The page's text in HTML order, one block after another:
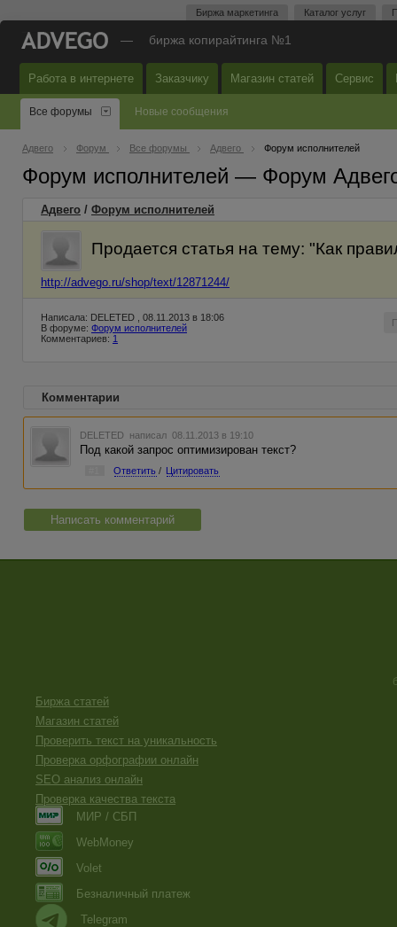
Биржа маркетинга Каталог услуг
— биржа копирайтинга №1
Работа в интернете Заказчику Магазин статей Сервис
Все форумы Новые сообщения
Адвего Форум Все форумы Адвего Форум исполнителей
Форум исполнителей — Форум
Адвего / Форум исполнителей
Продается статья на тему: "Как
http://advego.ru/shop/text/12871244/
Написала: DELETED , 08.11.2013 в 18:06
В форуме: Форум исполнителей
Комментариев: 1
Комментарии
DELETED написал 08.11.2013 в 19:10
Под какой запрос оптимизирован текст?
Ответить / Цитировать
Написать комментарий
Биржа статей
Магазин статей
Проверить текст на уникальность
Проверка орфографии онлайн
SEO анализ онлайн
Проверка качества текста
МИР / СБП
WebMoney
Volet
Безналичный платеж
Telegram